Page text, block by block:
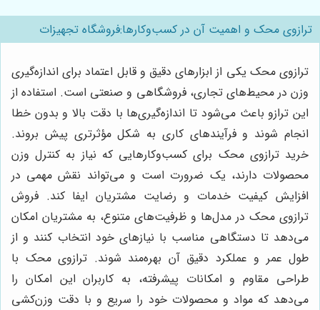
ترازوی محک و اهمیت آن در کسب‌وکارها:فروشگاه تجهیزات
ترازوی محک یکی از ابزارهای دقیق و قابل اعتماد برای اندازه‌گیری
وزن در محیط‌های تجاری، فروشگاهی و صنعتی است. استفاده از
این ترازو باعث می‌شود تا اندازه‌گیری‌ها با دقت بالا و بدون خطا
انجام شوند و فرآیندهای کاری به شکل مؤثرتری پیش بروند.
خرید ترازوی محک برای کسب‌وکارهایی که نیاز به کنترل وزن
محصولات دارند، یک ضرورت است و می‌تواند نقش مهمی در
افزایش کیفیت خدمات و رضایت مشتریان ایفا کند. فروش
ترازوی محک در مدل‌ها و ظرفیت‌های متنوع، به مشتریان امکان
می‌دهد تا دستگاهی مناسب با نیازهای خود انتخاب کنند و از
طول عمر و عملکرد دقیق آن بهره‌مند شوند. ترازوی محک با
طراحی مقاوم و امکانات پیشرفته، به کاربران این امکان را
می‌دهد که مواد و محصولات خود را سریع و با دقت وزن‌کشی